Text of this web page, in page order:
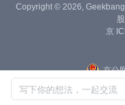
写下你的想法，一起交流
Copyright © 2026,
京
京公